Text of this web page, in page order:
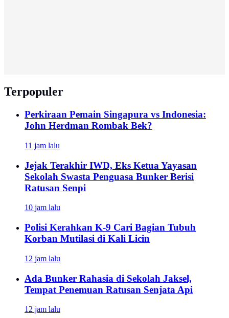
Terpopuler
Perkiraan Pemain Singapura vs Indonesia:
John Herdman Rombak Bek?
11 jam lalu
Jejak Terakhir IWD, Eks Ketua Yayasan
Sekolah Swasta Penguasa Bunker Berisi
Ratusan Senpi
10 jam lalu
Polisi Kerahkan K-9 Cari Bagian Tubuh
Korban Mutilasi di Kali Licin
12 jam lalu
Ada Bunker Rahasia di Sekolah Jaksel,
Tempat Penemuan Ratusan Senjata Api
12 jam lalu